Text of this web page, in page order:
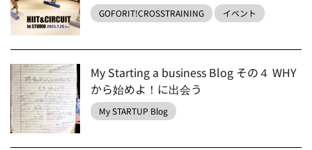
GOFORIT!CROSSTRAINING イベント
My Starting a business Blog その４ WHY
から始めよ！に出会う
My STARTUP Blog